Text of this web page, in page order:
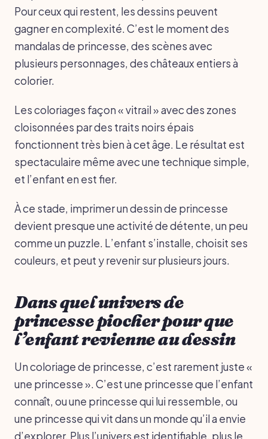
Pour ceux qui restent, les dessins peuvent
gagner en complexité. C’est le moment des
mandalas de princesse, des scènes avec
plusieurs personnages, des châteaux entiers à
colorier.
Les coloriages façon « vitrail » avec des zones
cloisonnées par des traits noirs épais
fonctionnent très bien à cet âge. Le résultat est
spectaculaire même avec une technique simple,
et l’enfant en est fier.
À ce stade, imprimer un dessin de princesse
devient presque une activité de détente, un peu
comme un puzzle. L’enfant s’installe, choisit ses
couleurs, et peut y revenir sur plusieurs jours.
Dans quel univers de
princesse piocher pour que
l’enfant revienne au dessin
Un coloriage de princesse, c’est rarement juste «
une princesse ». C’est une princesse que l’enfant
connaît, ou une princesse qui lui ressemble, ou
une princesse qui vit dans un monde qu’il a envie
d’explorer. Plus l’univers est identifiable, plus le